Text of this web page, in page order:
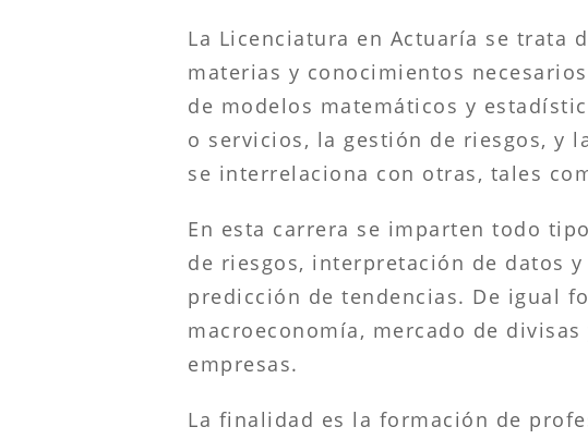
La Licenciatura en Actuaría se trata
materias y conocimientos
de modelos matemáticos y
o servicios, la gestión de riesgos, y
se interrelaciona con otras, tales
En esta carrera se imparten todo
de riesgos, interpretación de datos
predicción de tendencias. De igual
macroeconomía, mercado de
empresas.
La finalidad es la formación de